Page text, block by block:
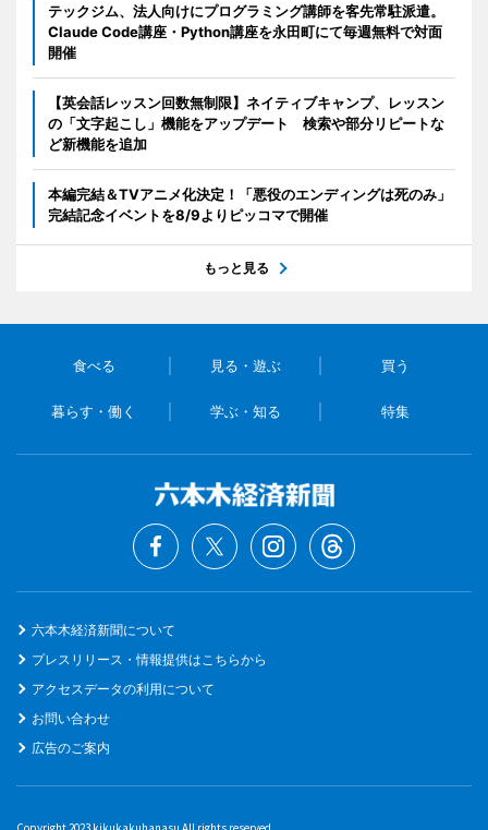
テックジム、法人向けにプログラミング講師を客先常駐派遣。
Claude Code講座・Python講座を永田町にて毎週無料で対面
開催
【英会話レッスン回数無制限】ネイティブキャンプ、レッスン
の「文字起こし」機能をアップデート 検索や部分リピートな
ど新機能を追加
本編完結＆TVアニメ化決定！「悪役のエンディングは死のみ」
完結記念イベントを8/9よりピッコマで開催
もっと見る
食べる 見る・遊ぶ 買う
暮らす・働く 学ぶ・知る 特集
六本木経済新聞について
プレスリリース・情報提供はこちらから
アクセスデータの利用について
お問い合わせ
広告のご案内